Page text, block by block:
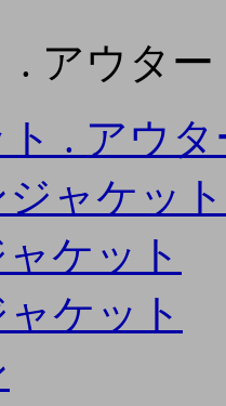
. アウター
. アウタ
ャケット
ケット
ケット